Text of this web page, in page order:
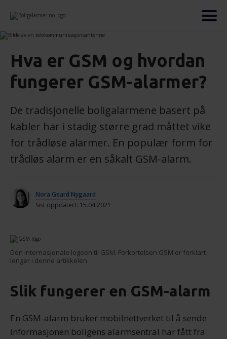
Hva er GSM og hvordan
fungerer GSM-alarmer?
De tradisjonelle boligalarmene basert på
kabler har i stadig større grad måttet vike
for trådløse alarmer. En populær form for
trådløs alarm er en såkalt GSM-alarm.
Nora Geard Nygaard
Sist oppdatert: 15.04.2021
Den internasjonale logoen til GSM. Forkortelsen GSM er forklart
lenger i denne artikkelen.
Slik fungerer en GSM-alarm
En GSM-alarm bruker mobilnettverket til å sende
informasjonen boligens alarmsentral har fått fra